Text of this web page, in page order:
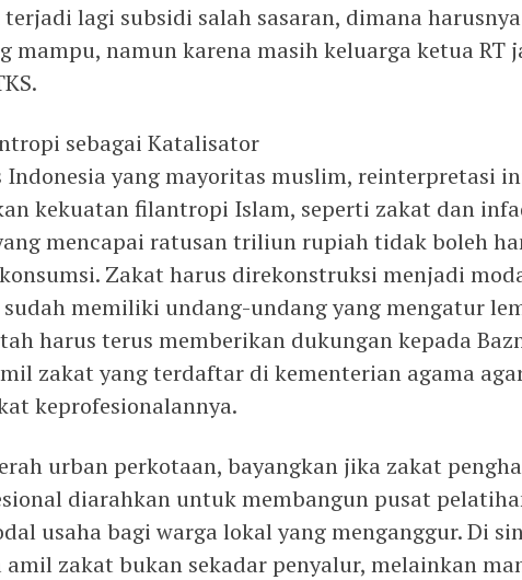
lagi subsidi salah sasaran, dimana
mampu, namun karena masih keluarga ketua RT
sebagai Katalisator
Indonesia yang mayoritas muslim, reinterpretasi
kekuatan filantropi Islam, seperti zakat dan
mencapai ratusan triliun rupiah tidak boleh
Zakat harus direkonstruksi menjadi
memiliki undang-undang yang mengatur
harus terus memberikan dukungan kepada
zakat yang terdaftar di kementerian agama
keprofesionalannya.
urban perkotaan, bayangkan jika zakat
diarahkan untuk membangun pusat
usaha bagi warga lokal yang menganggur. Di
amil zakat bukan sekadar penyalur, melainkan